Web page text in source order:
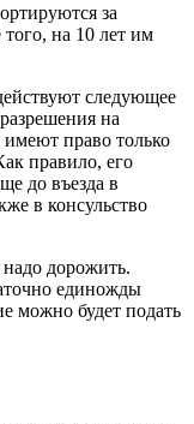
за
на 10 лет им
следующее
на
право только
правило, его
до въезда в
в консульство
дорожить.
единожды
можно будет подать